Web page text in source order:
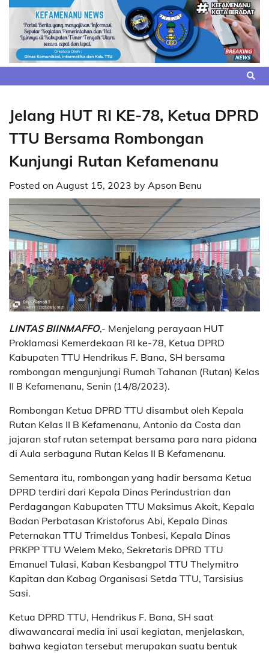
Skip
content
Jelang HUT RI KE-78, Ketua DPRD
TTU Bersama Rombongan
Kunjungi Rutan Kefamenanu
Posted on August 15, 2023 by Apson Benu
LINTAS BIINMAFFO,- Menjelang perayaan HUT
Proklamasi Kemerdekaan RI ke-78, Ketua DPRD
Kabupaten TTU Hendrikus F. Bana, SH bersama
rombongan mengunjungi Rumah Tahanan (Rutan) Kelas
II B Kefamenanu, Senin (14/8/2023).
Rombongan Ketua DPRD TTU disambut oleh Kepala
Rutan Kelas II B Kefamenanu, Antonio da Costa dan
jajaran staf rutan setempat bersama para nara pidana
di Aula serbaguna Rutan Kelas II B Kefamenanu.
Sementara itu, rombongan yang hadir bersama Ketua
DPRD terdiri dari Kepala Dinas Perindustrian dan
Perdagangan Kabupaten TTU Maksimus Akoit, Kepala
Badan Perbatasan Kristoforus Abi, Kepala Dinas
Peternakan TTU Trimeldus Tonbesi, Kepala Dinas
PRKPP TTU Welem Meko, Sekretaris DPRD TTU
Emanuel Tulasi, Kaban Kesbangpol TTU Thelymitro
Kapitan dan Kabag Organisasi Setda TTU, Tarsisius
Sasi.
Ketua DPRD TTU, Hendrikus F. Bana, SH saat
diwawancarai media ini usai kegiatan, menjelaskan,
bahwa kegiatan tersebut merupakan suatu bentuk